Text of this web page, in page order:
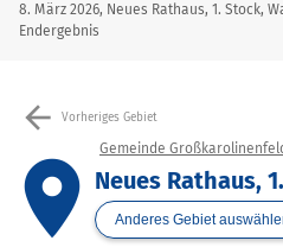
8. März 2026, Neues Rathaus, 1. Stock,
Endergebnis
arrow_back Vorheriges Gebiet
place
Gemeinde
Neues Rathaus,
Anderes Gebiet